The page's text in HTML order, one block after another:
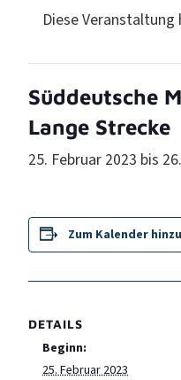
Diese
Süddeutsche
Lange Strecke
25. Februar 2023 bis
Zum Kalender
DETAILS
Beginn:
25. Februar 2023